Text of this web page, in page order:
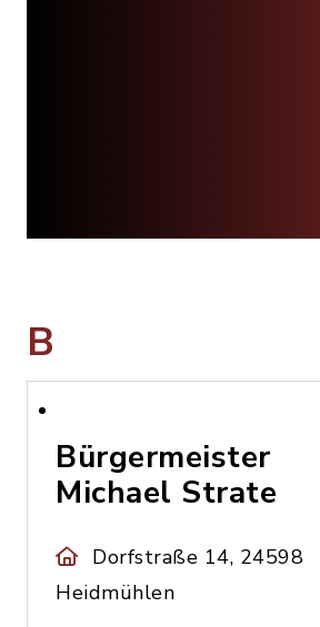
B
Bürgermeister
Michael Strate
Dorfstraße 14, 24598
Heidmühlen